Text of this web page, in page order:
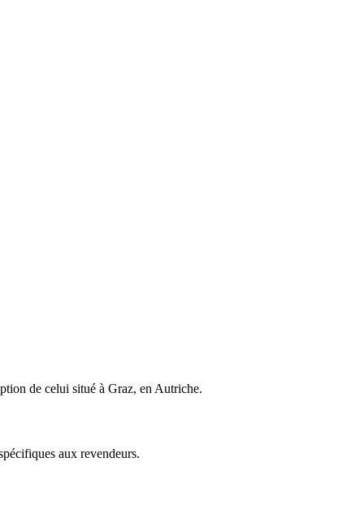
de celui situé à Graz, en Autriche.
aux revendeurs.